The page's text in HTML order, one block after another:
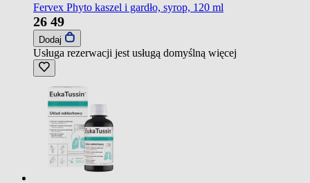
Fervex Phyto kaszel i gardło, syrop, 120 ml
26 49
Dodaj
Usługa rezerwacji jest usługą domyślną więcej